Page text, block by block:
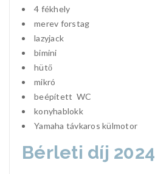
4 fékhely
merev forstag
lazyjack
bimini
hütő
mikró
beépített WC
konyhablokk
Yamaha távkaros külmotor
Bérleti díj 2024